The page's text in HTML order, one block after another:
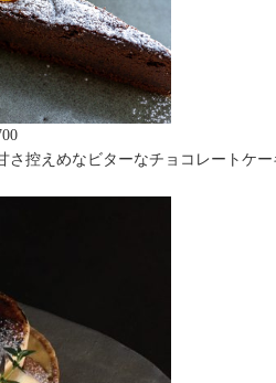
さ控えめなビターなチョコレートケー